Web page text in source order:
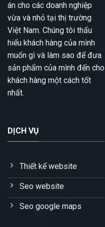
án cho các doanh nghiệp
vừa và nhỏ tại thị trường
Việt Nam. Chúng tôi thấu
hiểu khách hàng của mình
muốn gì và làm sao để đưa
sản phẩm của mình đến cho
khách hàng một cách tốt
nhất.
DỊCH VỤ
Thiết kế website
Seo website
Seo google maps